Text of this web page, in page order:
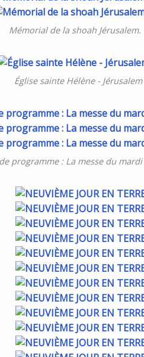
Mémorial de la shoah
Église sainte Hélène -
programme : La messe du